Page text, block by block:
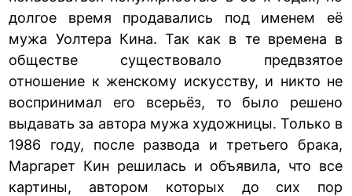
долгое время продавались под именем её
мужа Уолтера Кина. Так как в те времена в
обществе существовало предвзятое
отношение к женскому искусству, и никто не
воспринимал его всерьёз, то было решено
выдавать за автора мужа художницы. Только в
1986 году, после развода и третьего брака,
Маргарет Кин решилась и объявила, что все
картины, автором которых до сих пор